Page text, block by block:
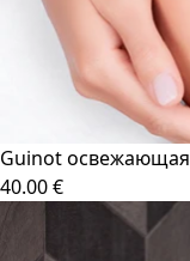
Guinot
40.00 €